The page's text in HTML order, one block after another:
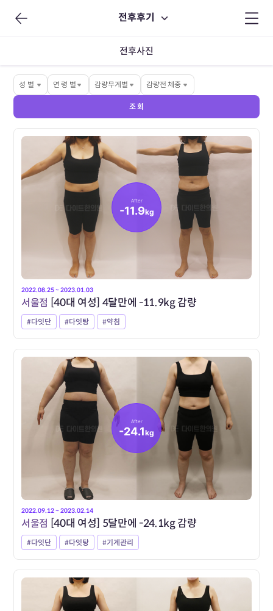
전후후기
전후사진
성 별 연 령 별 감량무게별 감량전 체중
조 회
After
-11.9kg
2022.08.25 ~ 2023.01.03
서울점 [40대 여성] 4달만에 -11.9kg 감량
#다잇단 #다잇탕 #약침
After
-24.1kg
2022.09.12 ~ 2023.02.14
서울점 [40대 여성] 5달만에 -24.1kg 감량
#다잇단 #다잇탕 #기계관리